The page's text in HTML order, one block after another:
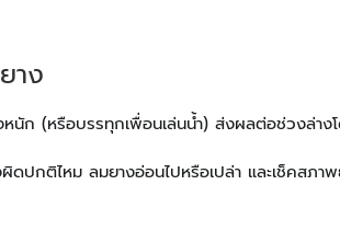
าง
นัก (หรือบรรทุกเพื่อนเล่นน้ำ) ส่งผลต่อช่วงล่าง
ดปกติไหม ลมยางอ่อนไปหรือเปล่า และเช็คสภา